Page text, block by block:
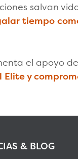
salvan
tiempo
el apoyo
y
& BLOG